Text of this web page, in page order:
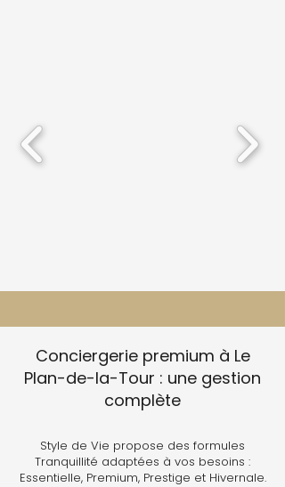
Conciergerie premium à Le
Plan-de-la-Tour : une gestion
complète
Style de Vie propose des formules
Tranquillité adaptées à vos besoins :
Essentielle, Premium, Prestige et Hivernale.